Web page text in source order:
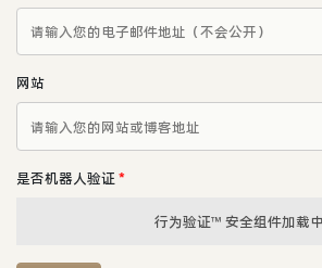
网站
是否机器人验证 *
行为验证™ 安全组件加载